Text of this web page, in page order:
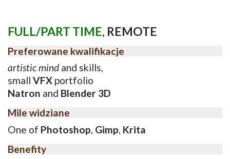
FULL/PART TIME, REMOTE
Preferowane kwalifikacje
artistic mind and skills,
small VFX portfolio
Natron and Blender 3D
Mile widziane
One of Photoshop, Gimp, Krita
Benefity